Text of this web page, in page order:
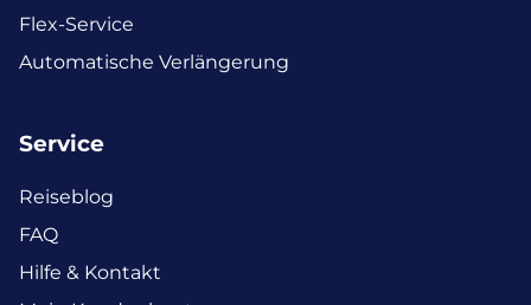
Flex-Service
Automatische Verlängerung
Service
Reiseblog
FAQ
Hilfe & Kontakt